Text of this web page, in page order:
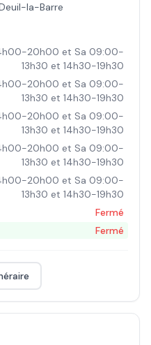
la-Barre
20h00 et Sa 09:00-
13h30 et 14h30-19h30
20h00 et Sa 09:00-
13h30 et 14h30-19h30
20h00 et Sa 09:00-
13h30 et 14h30-19h30
20h00 et Sa 09:00-
13h30 et 14h30-19h30
20h00 et Sa 09:00-
13h30 et 14h30-19h30
Fermé
Fermé